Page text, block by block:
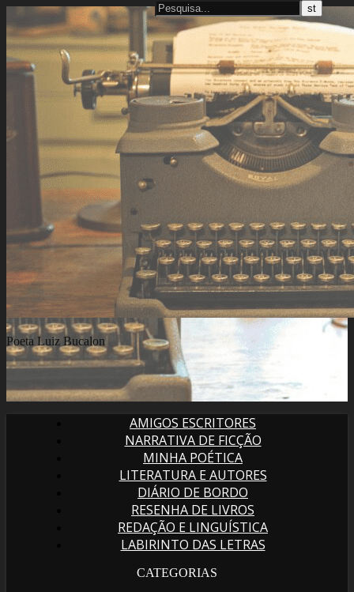
Poeta Luiz Bucalon
AMIGOS ESCRITORES
NARRATIVA DE FICÇÃO
MINHA POÉTICA
LITERATURA E AUTORES
DIÁRIO DE BORDO
RESENHA DE LIVROS
REDAÇÃO E LINGUÍSTICA
LABIRINTO DAS LETRAS
CATEGORIAS